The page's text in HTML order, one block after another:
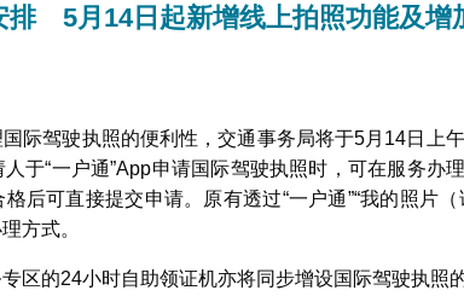
排 5月14日起新增线上拍照功能及增
际驾驶执照的便利性，交通事务局将于5月14日上
于“一户通”App申请国际驾驶执照时，可在服务办
后可直接提交申请。原有透过“一户通”“我的照片（
方式。
区的24小时自助领证机亦将同步增设国际驾驶执照